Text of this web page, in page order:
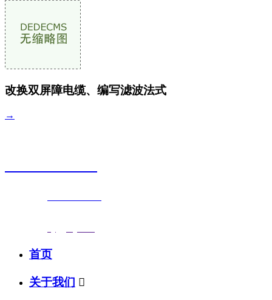
改换双屏障电缆、编写滤波法式
→
首页
关于我们 